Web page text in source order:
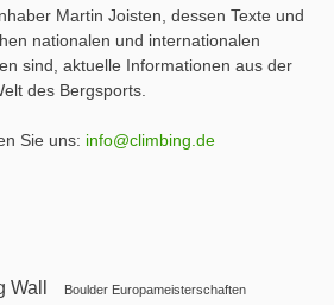
Martin Joisten, dessen Texte und
nationalen und internationalen
sind, aktuelle Informationen aus der
des Bergsports.
Sie uns: info@climbing.de
Wall Boulder Europameisterschaften